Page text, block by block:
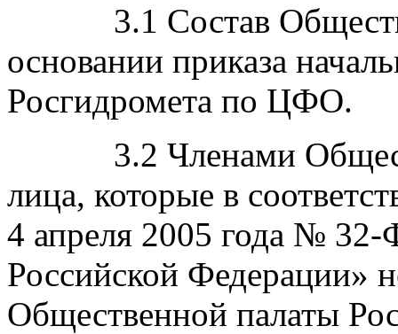
3.1 Состав
основании приказа
Росгидромета по ЦФО.
3.2 Членами
лица, которые в
4 апреля 2005 года №
Российской Федерации»
Общественной палаты